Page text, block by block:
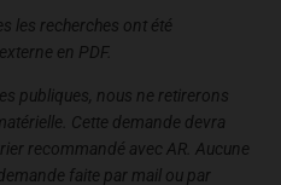
les recherches ont été
en PDF.
publiques, nous ne retirerons
Cette demande devra
recommandé avec AR. Aucune
faite par mail ou par